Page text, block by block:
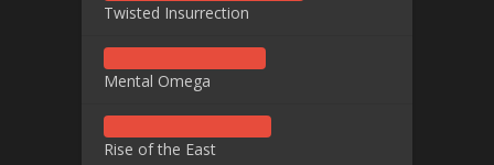
Twisted Insurrection
Mental Omega
Rise of the East